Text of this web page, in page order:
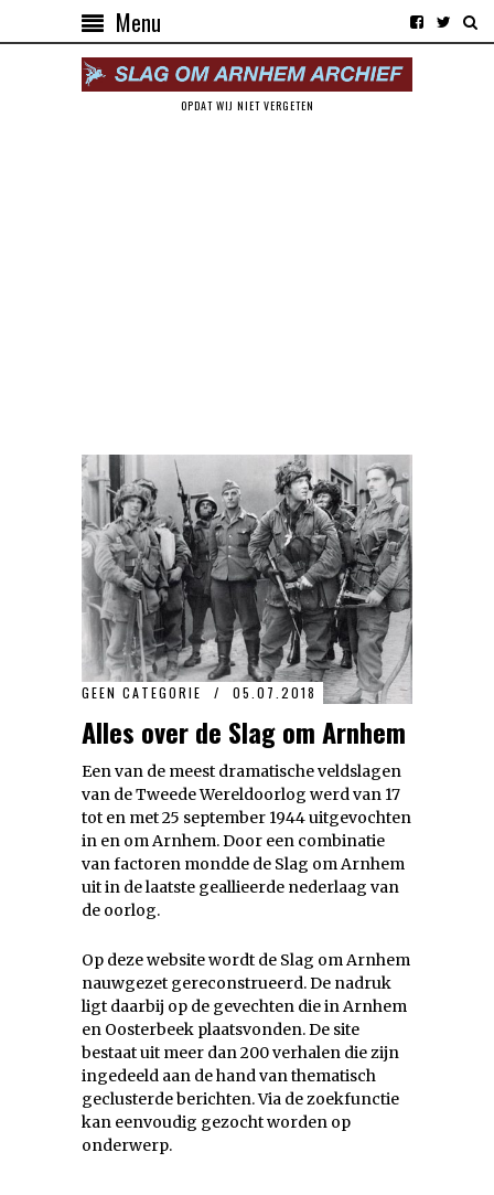
Menu
OPDAT WIJ NIET VERGETEN
GEEN CATEGORIE 05.07.2018
Alles over de Slag om Arnhem
Een van de meest dramatische veldslagen
van de Tweede Wereldoorlog werd van 17
tot en met 25 september 1944 uitgevochten
in en om Arnhem. Door een combinatie
van factoren mondde de Slag om Arnhem
uit in de laatste geallieerde nederlaag van
de oorlog.
Op deze website wordt de Slag om Arnhem
nauwgezet gereconstrueerd. De nadruk
ligt daarbij op de gevechten die in Arnhem
en Oosterbeek plaatsvonden. De site
bestaat uit meer dan 200 verhalen die zijn
ingedeeld aan de hand van thematisch
geclusterde berichten. Via de zoekfunctie
kan eenvoudig gezocht worden op
onderwerp.